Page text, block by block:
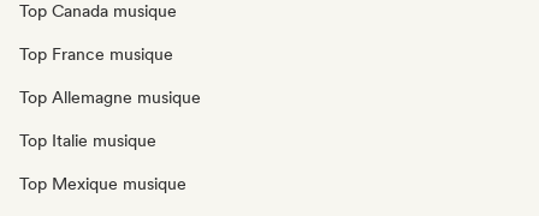
Top Canada musique
Top France musique
Top Allemagne musique
Top Italie musique
Top Mexique musique